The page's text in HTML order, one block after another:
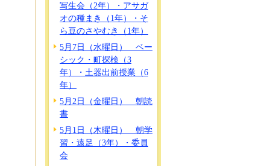
写生会（2年）・アサガ
オの種まき（1年）・そ
ら豆のさやむき（1年）
5月7日（水曜日） ベー
シック・町探検（3
年）・土器出前授業（6
年）
5月2日（金曜日） 朝読
書
5月1日（木曜日） 朝学
習・遠足（3年）・委員
会